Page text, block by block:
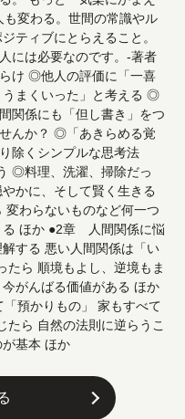
変わる。世間の常識やル
ティブにとらえること。
には必要なのです。-著者
け ◎他人の評価に「一喜
まくいった」と考える ◎
関係にも「但し書き」をつ
んか？ ◎「あきらめる覚
除くシンプルな思考法
◎料理、洗濯、掃除だっ
かに、そして賢く生きる
わらないものなど何一つ
る ほか ●2章 人間関係に悩
する 悪い人間関係は「い
ら 順境もよし、逆境もま
がんばる価値がある ほか
預かりもの」 家もすべて
ら 自然の法則に逆らうこ
基本 ほか